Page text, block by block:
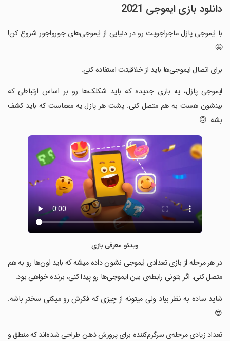
دانلود بازی ایموجی 2021
با ایموجی پازل ماجراجویت رو در دنیایی از ایموجی‌­های جورواجور شروع کن!
🤩
‏برای اتصال ایموجی­‌ها باید از خلاقیتت استفاده کنی.
‏ایموجی پازل، یه بازی جدیده که باید شکلک­‌ها رو بر اساس ارتباطی که
بینشون هست به هم متصل کنی. پشت هر پازل یه معماست که باید کشف
بشه. 🙃
ویدئو معرفی بازی
‏در هر مرحله از بازی تعدادی ایموجی نشون داده میشه که باید اون­‌ها رو به هم
متصل کنی. اگر بتونی رابطه­­‌ی بین ایموجی­‌ها رو پیدا کنی، برنده خواهی بود.
‏شاید ساده به نظر بیاد ولی میتونه از چیزی که فکرش رو میکنی سختر باشه.
😎
‏تعداد زیادی مرحله­‌ی سرگرم­‌کننده برای پرورش ذهن طراحی شده‌­اند که منطق و